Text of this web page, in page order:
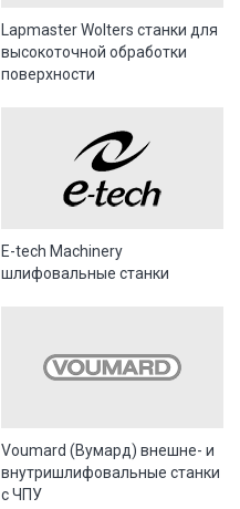
Lapmaster Wolters станки для
высокоточной обработки
поверхности
E-tech Machinery
шлифовальные станки
Voumard (Вумард) внешне- и
внутришлифовальные станки
с ЧПУ